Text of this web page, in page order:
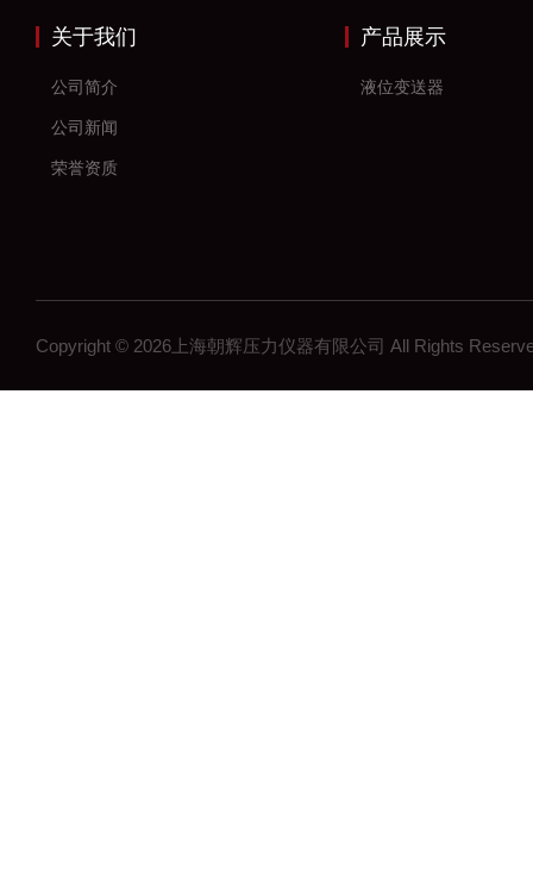
关于我们
公司简介
公司新闻
荣誉资质
产品展示
液位变送器
Copyright © 2026上海朝辉压力仪器有限公司 All Rights